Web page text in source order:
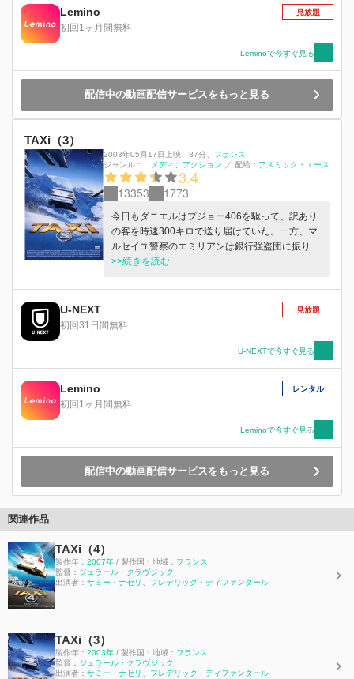
Lemino
初回1ヶ月間無料
見放題
Leminoで今すぐ見る
配信中の動画配信サービスをもっと見る
TAXi（3）
2003年05月17日上映、 87分、 フランス
ジャンル： コメディ アクション ／ 配給： アスミック・エース
3.4
13353 1773
今日もダニエルはプジョー406を駆って、訳あり
の客を時速300キロで送り届けていた。一方、マ
ルセイユ警察のエミリアンは銀行強盗団に振り回
されて頭を痛めていた。そんな2人が久々に再会
るが…。
>>続きを読む
U-NEXT
初回31日間無料
見放題
U-NEXTで今すぐ見る
Lemino
初回1ヶ月間無料
レンタル
Leminoで今すぐ見る
配信中の動画配信サービスをもっと見る
関連作品
TAXi（4）
製作年： 2007年 / 製作国・地域： フランス
監督： ジェラール・クラヴジック
出演者： サミー・ナセリ 、 フレデリック・ディファンタール
TAXi（3）
製作年： 2003年 / 製作国・地域： フランス
監督： ジェラール・クラヴジック
出演者： サミー・ナセリ 、 フレデリック・ディファンタール